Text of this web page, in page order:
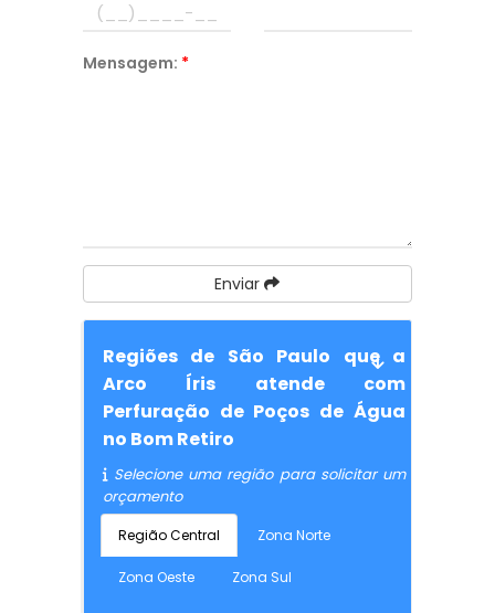
Mensagem: *
Enviar
Regiões de São Paulo que a
Arco Íris atende com
Perfuração de Poços de Água
no Bom Retiro
Selecione uma região para solicitar um
orçamento
Região Central Zona Norte
Zona Oeste Zona Sul